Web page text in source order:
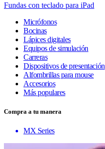
Fundas con teclado para iPad
Micrófonos
Bocinas
Lápices digitales
Equipos de simulación
Carreras
Dispositivos de presentación
Alfombrillas para mouse
Accesorios
Más populares
Compra a tu manera
MX Series